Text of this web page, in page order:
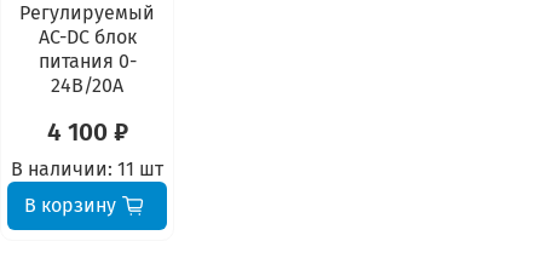
Регулируемый
AC-DC блок
питания 0-
24В/20A
4 100 ₽
В наличии: 11 шт
В корзину